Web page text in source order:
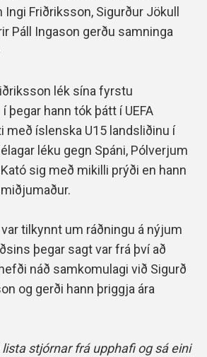
Ingi Friðriksson, Sigurður Jökull
Páll Ingason gerðu samninga
lék sína fyrstu
þegar hann tók þátt í UEFA
með íslenska U15 landsliðinu í
léku gegn Spáni, Pólverjum
sig með mikilli prýði en hann
tilkynnt um ráðningu á nýjum
þegar sagt var frá því að
náð samkomulagi við Sigurð
og gerði hann þriggja ára
lista stjórnar frá upphafi og sá eini